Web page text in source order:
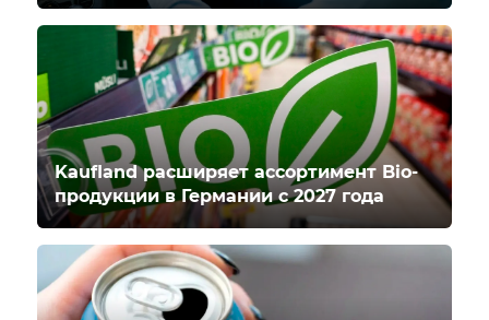
Kaufland расширяет ассортимент Bio-
продукции в Германии с 2027 года